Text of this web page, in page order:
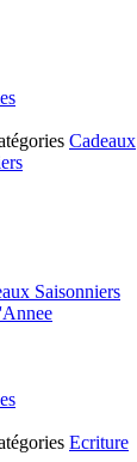
Cadeaux
Saisonniers
Ecriture